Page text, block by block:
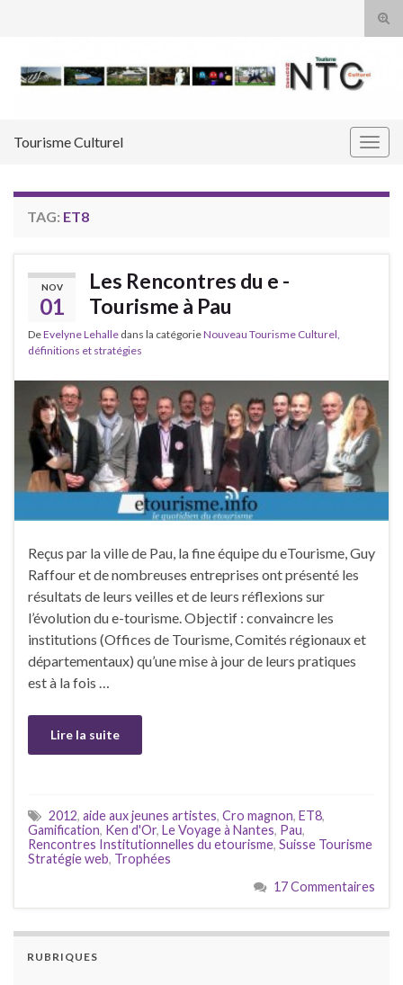
Tourisme Culturel
TAG: ET8
NOV
01
Les Rencontres du e -
Tourisme à Pau
DeEvelyne Lehalle dans la catégorieNouveau Tourisme Culturel,
définitions et stratégies
Reçus par la ville de Pau, la fine équipe du eTourisme, Guy
Raffour et de nombreuses entreprises ont présenté les
résultats de leurs veilles et de leurs réflexions sur
l’évolution du e-tourisme. Objectif : convaincre les
institutions (Offices de Tourisme, Comités régionaux et
départementaux) qu’une mise à jour de leurs pratiques
est à la fois …
Lire la suite
2012, aide aux jeunes artistes, Cro magnon, ET8,
Gamification, Ken d'Or, Le Voyage à Nantes, Pau,
Rencontres Institutionnelles du etourisme, Suisse Tourisme
Stratégie web, Trophées
17 Commentaires
RUBRIQUES